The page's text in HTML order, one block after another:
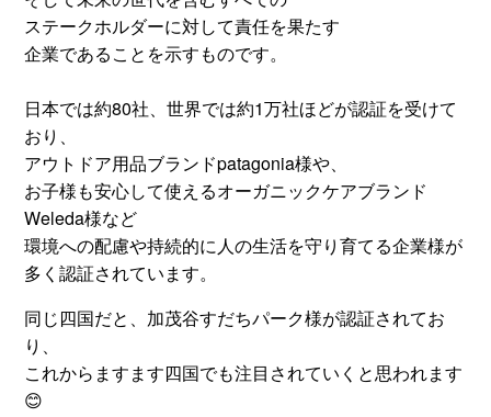
ステークホルダーに対して責任を果たす
企業であることを示すものです。
日本では約80社、世界では約1万社ほどが認証を受けて
おり、
アウトドア用品ブランドpatagonia様や、
お子様も安心して使えるオーガニックケアブランド
Weleda様など
環境への配慮や持続的に人の生活を守り育てる企業様が
多く認証されています。
同じ四国だと、加茂谷すだちパーク様が認証されてお
り、
これからますます四国でも注目されていくと思われます
😊